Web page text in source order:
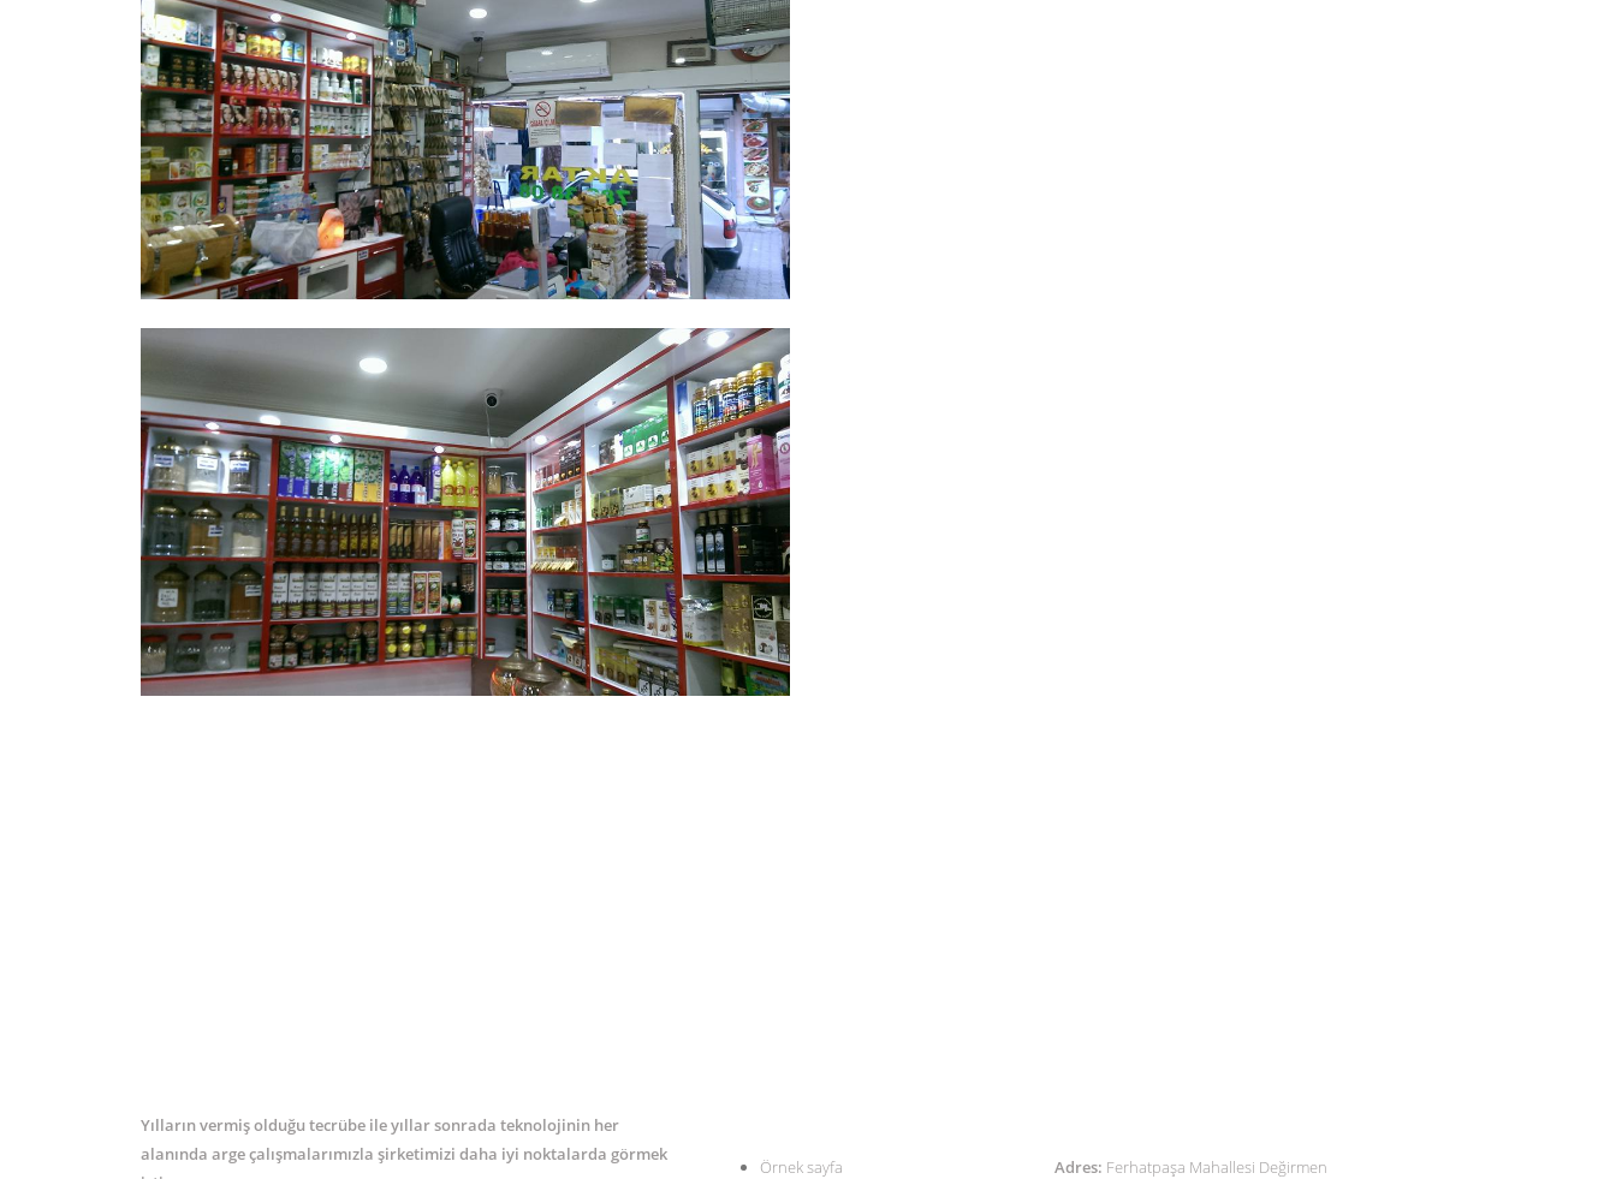
Yılların vermiş olduğu tecrübe ile yıllar sonrada teknolojinin her
alanında arge çalışmalarımızla şirketimizi daha iyi noktalarda görmek
Örnek sayfa Adres: Ferhatpaşa Mahallesi Değirmen